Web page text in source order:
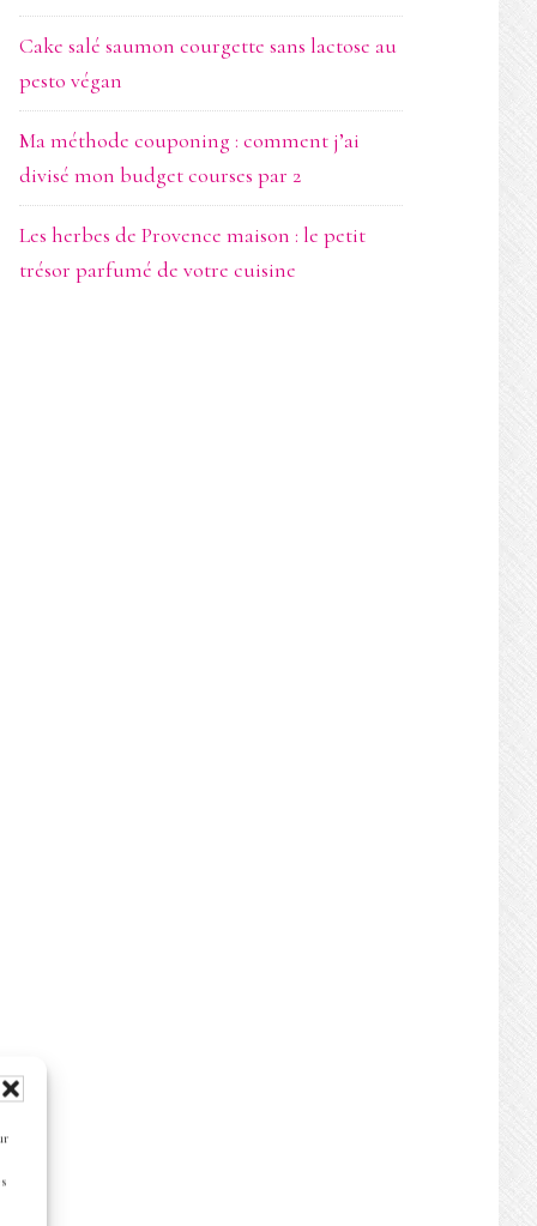
Cake salé saumon courgette sans lactose au
pesto végan
Ma méthode couponing : comment j’ai
divisé mon budget courses par 2
Les herbes de Provence maison : le petit
trésor parfumé de votre cuisine